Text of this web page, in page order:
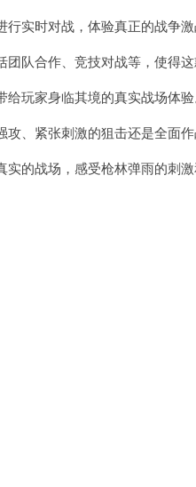
实时对战，体验真正的战争激
队合作、竞技对战等，使得这
玩家身临其境的真实战场体验
、紧张刺激的狙击还是全面作
的战场，感受枪林弹雨的刺激